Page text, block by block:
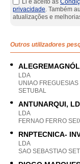
Li e aceito as
privacidade. Também
atualizações e
Outros utilizadores
LDA
UNIAO
SETUBAL
ANTUNARQUI,
LDA
FERNAO FERRO
RNPTECNICA-
LDA
SAO SEBASTIAO